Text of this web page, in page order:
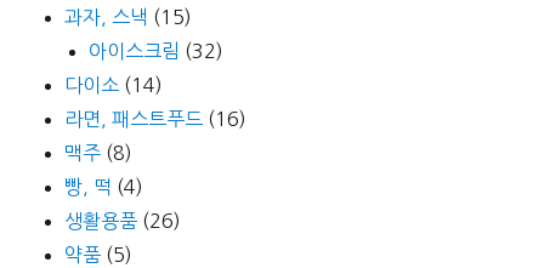
과자, 스낵 (15)
아이스크림 (32)
다이소 (14)
라면, 패스트푸드 (16)
맥주 (8)
빵, 떡 (4)
생활용품 (26)
약품 (5)